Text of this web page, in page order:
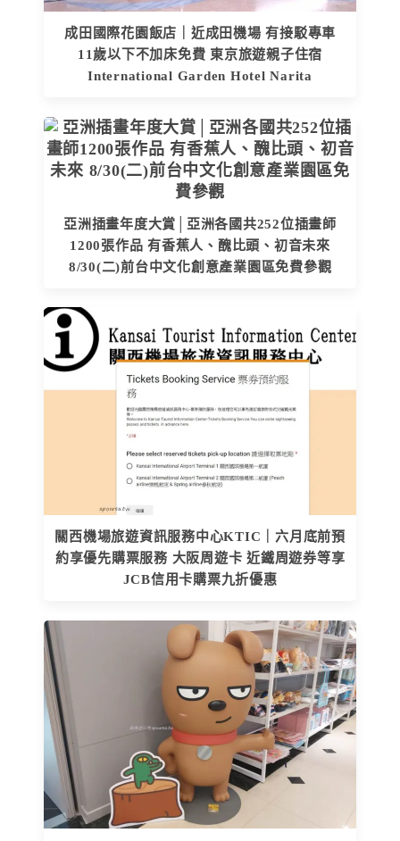
成田國際花園飯店｜近成田機場 有接駁專車
11歲以下不加床免費 東京旅遊親子住宿
International Garden Hotel Narita
亞洲插畫年度大賞│亞洲各國共252位插畫師
1200張作品 有香蕉人、醜比頭、初音未來
8/30(二)前台中文化創意產業園區免費參觀
關西機場旅遊資訊服務中心KTIC｜六月底前預
約享優先購票服務 大阪周遊卡 近鐵周遊券等享
JCB信用卡購票九折優惠